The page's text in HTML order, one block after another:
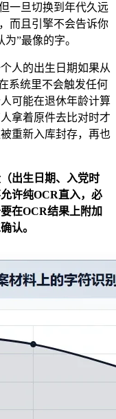
一旦切换到年代久远
而且引擎不会告诉你
”最像的字。
人的出生日期如果从
系统里不会触发任何
可能在退休年龄计算
拿着原件去比对时才
重新入库封存，再也
出生日期、入党时
许纯OCR直入，必
在OCR结果上附加
认。